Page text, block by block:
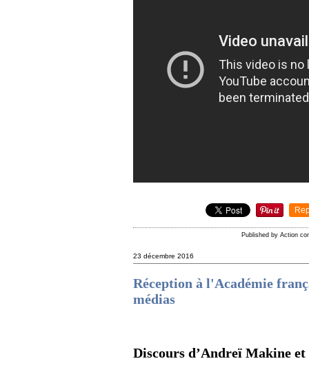
Published by Action
23 décembre 2016
Réception à l'Académie
médias
Discours d’Andreï Makine